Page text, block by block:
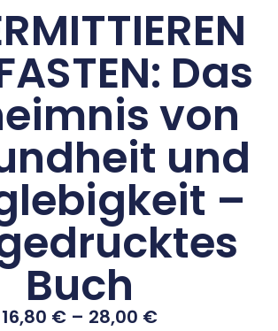
Das
von
und
–
Buch
16,80 € – 28,00 €